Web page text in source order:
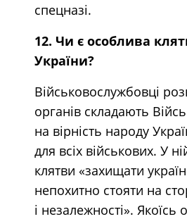
спецназі.
12. Чи є особлива
України?
Військовослужбовці
органів складають
на вірність народу
для всіх військових. У
клятви «захищати
непохитно стояти на
і незалежності». Якоїсь